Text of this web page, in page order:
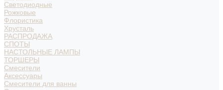
Светодиодные
Рожковые
Флористика
Хрусталь
РАСПРОДАЖА
СПОТЫ
НАСТОЛЬНЫЕ ЛАМПЫ
ТОРШЕРЫ
Смесители
Аксессуары
Смесители для ванны